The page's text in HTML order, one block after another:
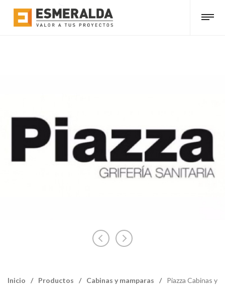
Inicio / Productos / Cabinas y mamparas /
Piazza Cabinas y